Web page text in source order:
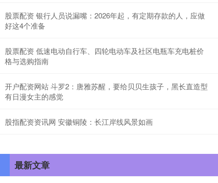
股票配资 银行人员说漏嘴：2026年起，有定期存款的人，应做
好这4个准备
股票配资 低速电动自行车、四轮电动车及社区电瓶车充电桩价
格与选购指南
开户配资网站 斗罗2：唐雅苏醒，要给贝贝生孩子，黑长直造型
有日漫女主的感觉
股指配资资讯网 安徽铜陵：长江岸线风景如画
最新文章